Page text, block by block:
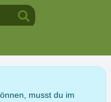
musst du im